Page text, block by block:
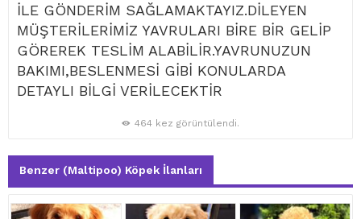
İLE GÖNDERİM SAĞLAMAKTAYIZ.DİLEYEN
MÜŞTERİLERİMİZ YAVRULARI BİRE BİR GELİP
GÖREREK TESLİM ALABİLİR.YAVRUNUZUN
BAKIMI,BESLENMESİ GİBİ KONULARDA
DETAYLI BİLGİ VERİLECEKTİR
464 kez görüntülendi.
Benzer (Maltipoo) Köpek İlanları